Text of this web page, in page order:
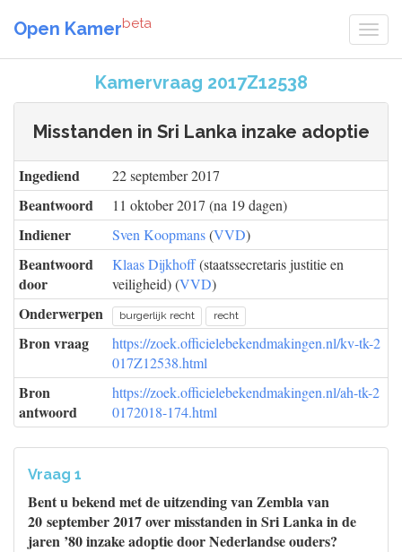
Open Kamerbeta
Kamervraag 2017Z12538
Misstanden in Sri Lanka inzake adoptie
Ingediend 22 september 2017
Beantwoord 11 oktober 2017 (na 19 dagen)
Indiener Sven Koopmans(VVD)
Beantwoord
door
Klaas Dijkhoff(staatssecretaris justitie en
veiligheid) (VVD)
Onderwerpen burgerlijk recht recht
Bron vraag
https://zoek.officielebekendmakingen.nl/kv-tk-2
017Z12538.html
Bron
antwoord
https://zoek.officielebekendmakingen.nl/ah-tk-2
0172018-174.html
Vraag 1
Bent u bekend met de uitzending van Zembla van
20 september 2017 over misstanden in Sri Lanka in de
jaren ’80 inzake adoptie door Nederlandse ouders?